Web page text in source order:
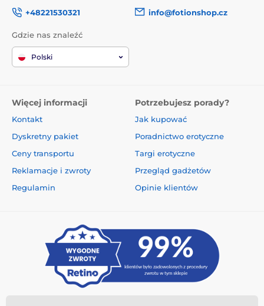
+48221530321
info@fotionshop.cz
Gdzie nas znaleźć
Polski
Więcej informacji
Kontakt
Dyskretny pakiet
Ceny transportu
Reklamacje i zwroty
Regulamin
Potrzebujesz porady?
Jak kupować
Poradnictwo erotyczne
Targi erotyczne
Przegląd gadżetów
Opinie klientów